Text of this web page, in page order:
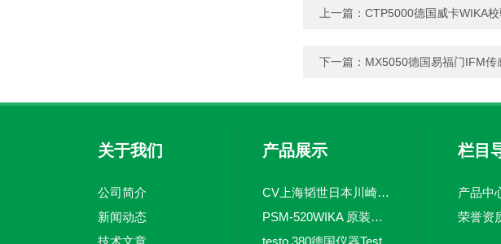
上一篇： CTP5000德国威卡WIKA
下一篇： MX5050德国易福门IFM传
关于我们
公司简介
新闻动态
技术文章
产品展示
CV上海韬世日本川崎KAWAKI坚固止回阀
PSM-520WIKA 原装威卡压力开关
testo 380德国仪器Testo烟尘直读仪
栏目
产品中
荣誉资